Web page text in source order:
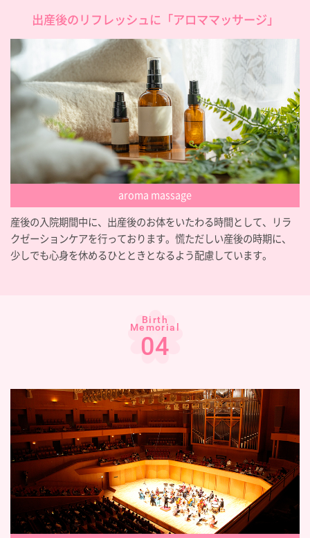
出産後のリフレッシュに「アロママッサージ」
aroma massage
産後の入院期間中に、出産後のお体をいたわる時間として、リラ
クゼーションケアを行っております。慌ただしい産後の時期に、
少しでも心身を休めるひとときとなるよう配慮しています。
Birth
Memorial
04